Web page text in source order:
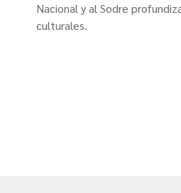
Nacional y al Sodre
culturales.